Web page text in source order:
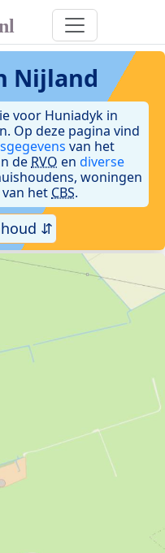
Nijland
voor Huniadyk in
Op deze pagina vind
van het
de RVO en diverse
woningen
het CBS.
⇵